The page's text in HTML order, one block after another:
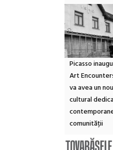
Picasso
Art
va avea un
cultural
comunității